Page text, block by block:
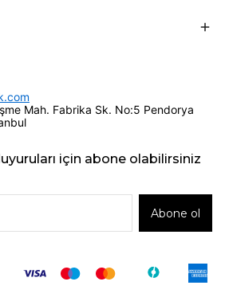
Mah. Fabrika Sk. No:5 Pendorya
için abone olabilirsiniz
Abone ol